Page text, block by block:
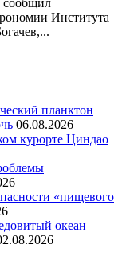
сообщил
Института
планктон
06.08.2026
курорте Циндао
«пищевого
океан